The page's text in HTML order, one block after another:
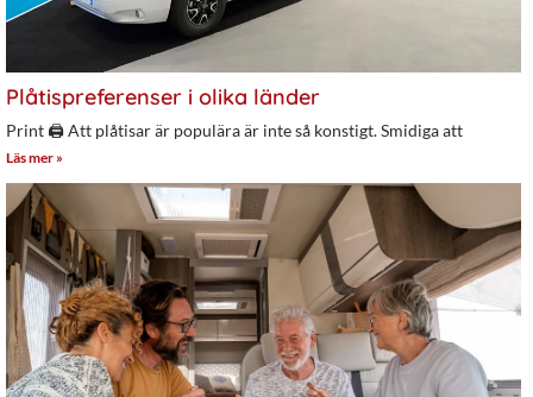
Plåtispreferenser i olika länder
Print 🖨 Att plåtisar är populära är inte så konstigt. Smidiga att
Läs mer »